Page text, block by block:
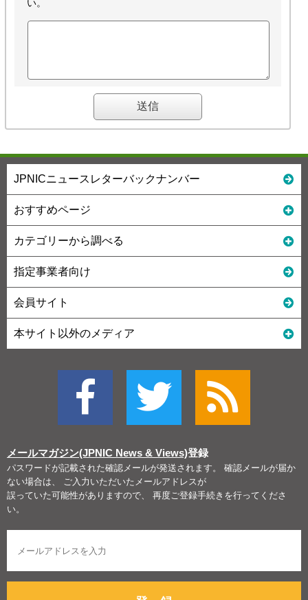
い。
JPNICニュースレターバックナンバー
おすすめページ
カテゴリーから調べる
指定事業者向け
会員サイト
本サイト以外のメディア
メールマガジン(JPNIC News & Views)登録
パスワードが記載された確認メールが発送されます。 確認メールが届か
ない場合は、 ご入力いただいたメールアドレスが
誤っていた可能性がありますので、 再度ご登録手続きを行ってくださ
い。